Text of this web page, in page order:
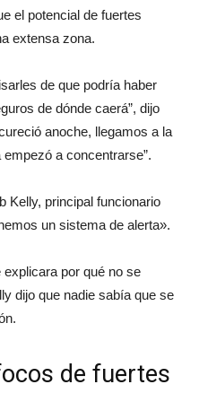
el potencial de fuertes
extensa zona.
de que podría haber
de dónde caerá”, dijo
anoche, llegamos a la
a concentrarse”.
Kelly, principal funcionario
un sistema de alerta».
por qué no se
dijo que nadie sabía que se
de fuertes